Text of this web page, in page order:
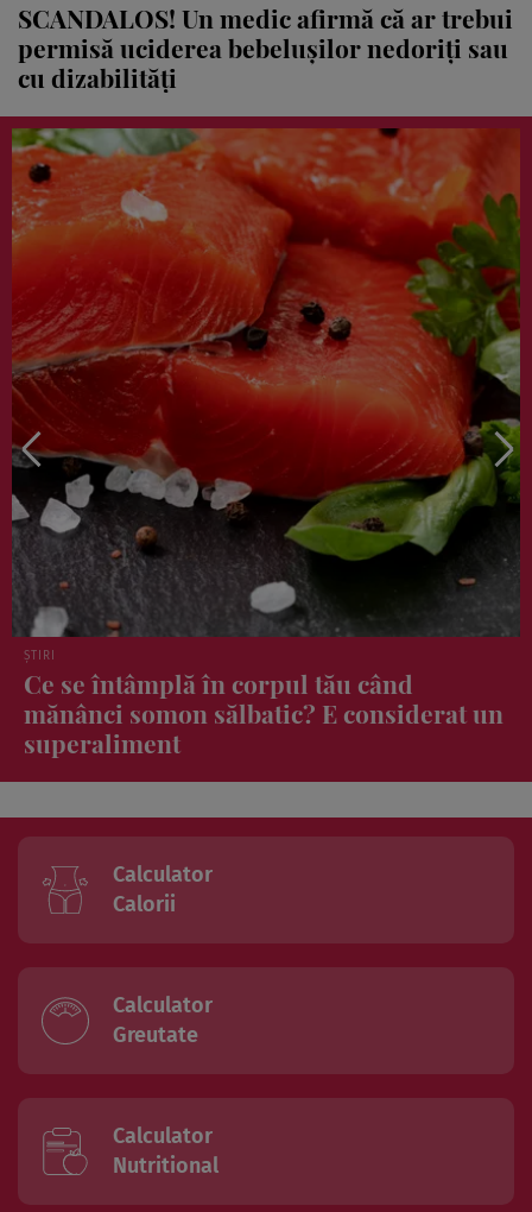
SCANDALOS! Un medic afirmă că ar trebui
permisă uciderea bebeluşilor nedoriţi sau
cu dizabilităţi
VEDETE
Cine este Oase de la Power Couple 2026?
A fost cel mai bun prieten al lui CRBL
Calorii
Greutate
Nutritional